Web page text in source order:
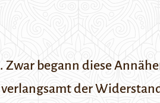
begann diese
der